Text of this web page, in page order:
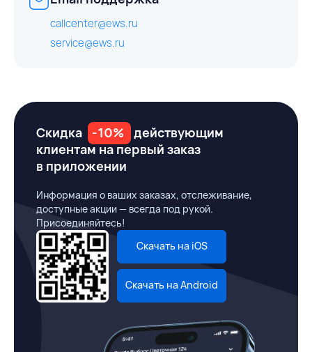
callcenter@ews.ru
service@ews.ru
Скидка -10%
действующим
клиентам на первый заказ
в приложении
Информация о ваших заказах, отслеживание,
доступные акции — всегда под рукой.
Присоединяйтесь!
Скачать на iOS
Скачать на Android